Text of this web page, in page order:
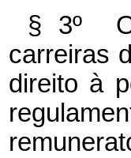
§ 3º O
carreiras
direito à